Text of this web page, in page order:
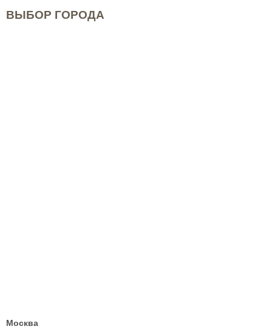
ВЫБОР ГОРОДА
Москва